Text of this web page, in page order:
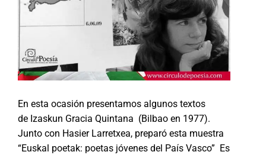
En esta ocasión presentamos algunos textos
de Izaskun Gracia Quintana (Bilbao en 1977).
Junto con Hasier Larretxea, preparó esta muestra
“Euskal poetak: poetas jóvenes del País Vasco” Es